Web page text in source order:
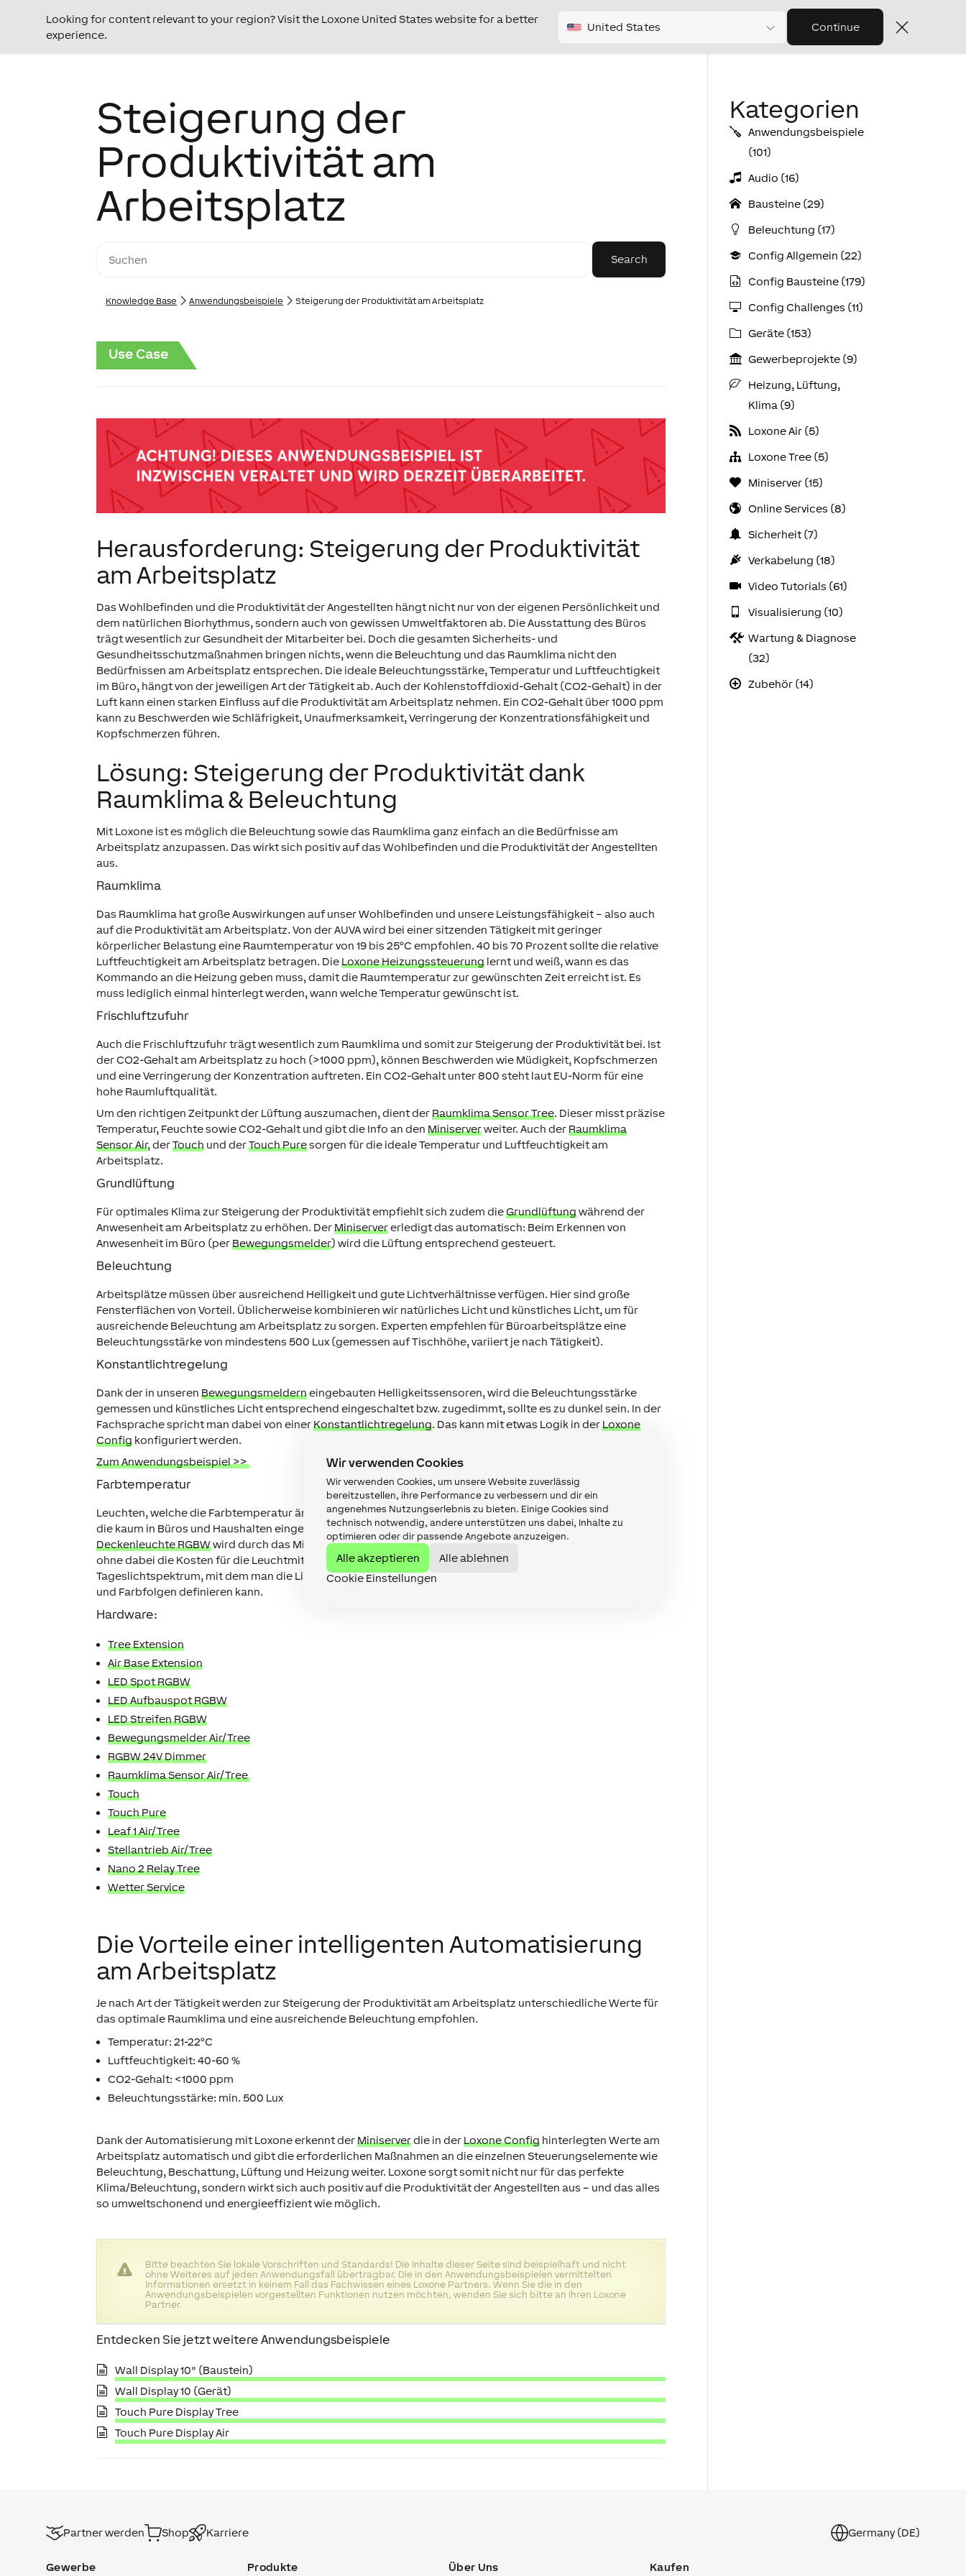
Wir verwenden Cookies
Wir verwenden Cookies, um unsere Website zuverlässig
bereitzustellen, ihre Performance zu verbessern und dir ein
angenehmes Nutzungserlebnis zu bieten. Einige Cookies sind
technisch notwendig, andere unterstützen uns dabei, Inhalte zu
optimieren oder dir passende Angebote anzuzeigen.
Alle akzeptieren
Alle ablehnen
Cookie Einstellungen
Looking for content relevant to your region? Visit the Loxone United States website for a better
experience.
United States Continue
Steigerung der
Produktivität am
Arbeitsplatz
Knowledge Base Anwendungs­­­beispiele Steigerung der Produktivität am Arbeitsplatz
Use Case
Herausforderung: Steigerung der Produktivität
am Arbeitsplatz
Das Wohlbefinden und die Produktivität der Angestellten hängt nicht nur von der eigenen Persönlichkeit und
dem natürlichen Biorhythmus, sondern auch von gewissen Umweltfaktoren ab. Die Ausstattung des Büros
trägt wesentlich zur Gesundheit der Mitarbeiter bei. Doch die gesamten Sicherheits- und
Gesundheitsschutzmaßnahmen bringen nichts, wenn die Beleuchtung und das Raumklima nicht den
Bedürfnissen am Arbeitsplatz entsprechen. Die ideale Beleuchtungsstärke, Temperatur und Luftfeuchtigkeit
im Büro, hängt von der jeweiligen Art der Tätigkeit ab. Auch der Kohlenstoffdioxid-Gehalt (CO2-Gehalt) in der
Luft kann einen starken Einfluss auf die Produktivität am Arbeitsplatz nehmen. Ein CO2-Gehalt über 1000 ppm
kann zu Beschwerden wie Schläfrigkeit, Unaufmerksamkeit, Verringerung der Konzentrationsfähigkeit und
Kopfschmerzen führen.
Lösung: Steigerung der Produktivität dank
Raumklima & Beleuchtung
Mit Loxone ist es möglich die Beleuchtung sowie das Raumklima ganz einfach an die Bedürfnisse am
Arbeitsplatz anzupassen. Das wirkt sich positiv auf das Wohlbefinden und die Produktivität der Angestellten
aus.
Raumklima
Das Raumklima hat große Auswirkungen auf unser Wohlbefinden und unsere Leistungsfähigkeit – also auch
auf die Produktivität am Arbeitsplatz. Von der AUVA wird bei einer sitzenden Tätigkeit mit geringer
körperlicher Belastung eine Raumtemperatur von 19 bis 25°C empfohlen. 40 bis 70 Prozent sollte die relative
Luftfeuchtigkeit am Arbeitsplatz betragen. DieLoxone Heizungssteuerung lernt und weiß, wann es das
Kommando an die Heizung geben muss, damit die Raumtemperatur zur gewünschten Zeit erreicht ist. Es
muss lediglich einmal hinterlegt werden, wann welche Temperatur gewünscht ist.
Frischluftzufuhr
Auch die Frischluftzufuhr trägt wesentlich zum Raumklima und somit zur Steigerung der Produktivität bei. Ist
der CO2-Gehalt am Arbeitsplatz zu hoch (>1000 ppm), können Beschwerden wie Müdigkeit, Kopfschmerzen
und eine Verringerung der Konzentration auftreten. Ein CO2-Gehalt unter 800 steht laut EU-Norm für eine
hohe Raumluftqualität.
Um den richtigen Zeitpunkt der Lüftung auszumachen, dient derRaumklima Sensor Tree. Dieser misst präzise
Temperatur, Feuchte sowie CO2-Gehalt und gibt die Info an denMiniserverweiter. Auch derRaumklima
Sensor Air, derTouch und derTouch Puresorgen für die ideale Temperatur und Luftfeuchtigkeit am
Arbeitsplatz.
Grundlüftung
Für optimales Klima zur Steigerung der Produktivität empfiehlt sich zudem dieGrundlüftungwährend der
Anwesenheit am Arbeitsplatz zu erhöhen. DerMiniservererledigt das automatisch: Beim Erkennen von
Anwesenheit im Büro (perBewegungsmelder) wird die Lüftung entsprechend gesteuert.
Beleuchtung
Arbeitsplätze müssen über ausreichend Helligkeit und gute Lichtverhältnisse verfügen. Hier sind große
Fensterflächen von Vorteil. Üblicherweise kombinieren wir natürliches Licht und künstliches Licht, um für
ausreichende Beleuchtung am Arbeitsplatz zu sorgen. Experten empfehlen für Büroarbeitsplätze eine
Beleuchtungsstärke von mindestens 500 Lux (gemessen auf Tischhöhe, variiert je nach Tätigkeit).
Konstantlichtregelung
Dank der in unserenBewegungsmelderneingebauten Helligkeitssensoren, wird die Beleuchtungsstärke
gemessen und künstliches Licht entsprechend eingeschaltet bzw. zugedimmt, sollte es zu dunkel sein. In der
Fachsprache spricht man dabei von einerKonstantlichtregelung. Das kann mit etwas Logik in derLoxone
Config konfiguriert werden.
Zum Anwendungsbeispiel>>
Farbtemperatur
Leuchten, welche die Farbtemperatur ändern können, sind sehr teuer und dadurch eine Randerscheinung,
die kaum in Büros und Haushalten eingesetzt werden. Mit denLoxone RGBW LED Spotsoder derLED
Deckenleuchte RGBWwird durch das Mischen von warmweißen Licht und Farblicht ähnliche Effekte erzeugt,
ohne dabei die Kosten für die Leuchtmittel in die Höhe zu treiben. Die Loxone Apps bieten ein eigenes
Tageslichtspektrum, mit dem man die Lichtfarbe von bläulichem bis hin zu gelb/rötlichen Tageslicht wählen
und Farbfolgen definieren kann.
Hardware:
Tree Extension
Air Base Extension
LED Spot RGBW
LED Aufbauspot RGBW
LED Streifen RGBW
Bewegungsmelder Air/Tree
RGBW 24V Dimmer
Raumklima Sensor Air/Tree
Touch
Touch Pure
Leaf 1 Air/Tree
Stellantrieb Air/Tree
Nano 2 Relay Tree
Wetter Service
Die Vorteile einer intelligenten Automatisierung
am Arbeitsplatz
Je nach Art der Tätigkeit werden zur Steigerung der Produktivität am Arbeitsplatz unterschiedliche Werte für
das optimale Raumklima und eine ausreichende Beleuchtung empfohlen.
Temperatur: 21-22°C
Luftfeuchtigkeit: 40-60 %
CO2-Gehalt: <1000 ppm
Beleuchtungsstärke: min. 500 Lux
Dank der Automatisierung mit Loxone erkennt derMiniserverdie in derLoxone Config hinterlegten Werte am
Arbeitsplatz automatisch und gibt die erforderlichen Maßnahmen an die einzelnen Steuerungselemente wie
Beleuchtung, Beschattung, Lüftung und Heizung weiter. Loxone sorgt somit nicht nur für das perfekte
Klima/Beleuchtung, sondern wirkt sich auch positiv auf die Produktivität der Angestellten aus – und das alles
so umweltschonend und energieeffizient wie möglich.
Bitte beachten Sie lokale Vorschriften und Standards! Die Inhalte dieser Seite sind beispielhaft und nicht
ohne Weiteres auf jeden Anwendungsfall übertragbar. Die in den Anwendungsbeispielen vermittelten
Informationen ersetzt in keinem Fall das Fachwissen eines Loxone Partners. Wenn Sie die in den
Anwendungsbeispielen vorgestellten Funktionen nutzen möchten, wenden Sie sich bitte an Ihren Loxone
Partner.
Entdecken Sie jetzt weitere Anwendungsbeispiele
Wall Display 10" (Baustein)
Wall Display 10 (Gerät)
Touch Pure Display Tree
Touch Pure Display Air
Kategorien
Anwendungs­­­beispiele
(101)
Audio (16)
Bausteine (29)
Beleuchtung (17)
Config Allgemein (22)
Config Bausteine (179)
Config Challenges (11)
Geräte (153)
Gewerbeprojekte (9)
Heizung, Lüftung,
Klima (9)
Loxone Air (5)
Loxone Tree (5)
Miniserver (15)
Online Services (8)
Sicherheit (7)
Verkabelung (18)
Video Tutorials (61)
Visualisierung (10)
Wartung & Diagnose
(32)
Zubehör (14)
Partner werden Shop Karriere Germany (DE)
Gewerbe Produkte Über Uns Kaufen